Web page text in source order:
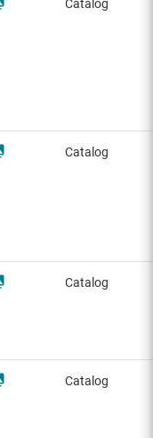
Catalog
Catalog
Catalog
Catalog